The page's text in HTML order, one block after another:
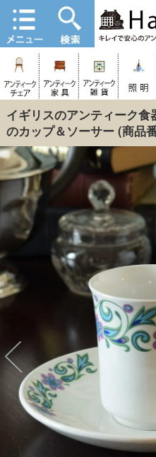
イギリスのアンティーク食
のカップ＆ソーサー(商品